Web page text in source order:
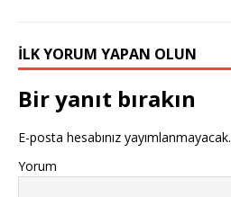
İLK YORUM YAPAN OLUN
Bir yanıt bırakın
E-posta hesabınız yayımlanmayacak.
Yorum